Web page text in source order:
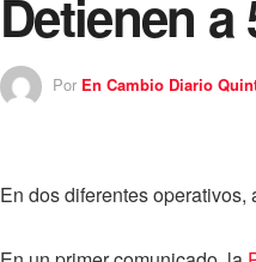
Detienen
Por En Cambio Diario
En dos diferentes